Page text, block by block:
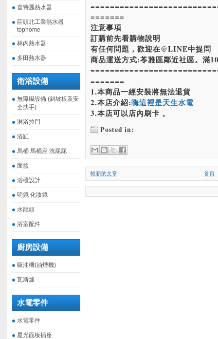
喜特麗熱水器
莊頭北工業熱水器
tophome
林內熱水器
多田熱水器
衛浴設備
無障礙設備 (斜坡板及安
全扶手)
淋浴拉門
浴缸
馬桶 馬桶座 洗屁屁
面盆
浴櫃設計
明鏡 化妝鏡
水龍頭
浴室配件
廚房設備
吸油機(油煙機)
瓦斯爐
水電零件
水電零件
星光面板插座
=======
注意事項
訂購前先看購物說明
有任何問題，歡迎在@LINE中提問
商品運送方式:苓雅區鄰近社區。滿
=======
1.本商品一經安裝將無法退貨
2.本店介紹:嗨這裡是天生水電
3.本店可以店內刷卡 。
Posted in:
較新的文章 首頁